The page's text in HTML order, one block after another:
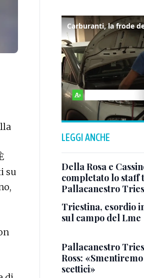
su
LEGGI ANCHE
Della Rosa e
completato lo staff
Pallacanestro
Triestina, esordio
sul campo del Lme
Pallacanestro
Ross:
scettici»